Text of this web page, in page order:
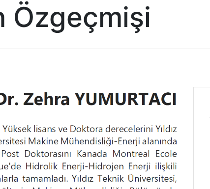
Özgeçmişi